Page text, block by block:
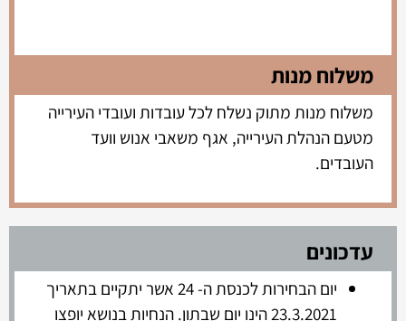
משלוח מנות
משלוח מנות מתוק נשלח לכל עובדות ועובדי העירייה
מטעם הנהלת העירייה, אגף משאבי אנוש וועד
העובדים.
עדכונים
יום הבחירות לכנסת ה- 24 אשר יתקיים בתאריך
23.3.2021 הינו יום שבתון. הנחיות בנושא יופצו